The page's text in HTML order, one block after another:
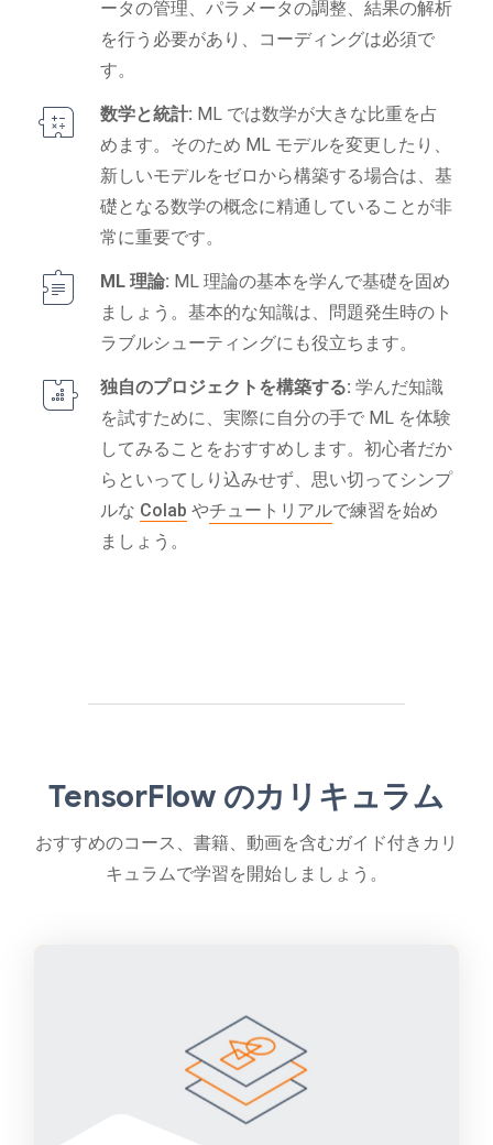
ータの管理、パラメータの調整、結果の解析
を行う必要があり、コーディングは必須で
す。
数学と統計: ML では数学が大きな比重を占
めます。そのため ML モデルを変更したり、
新しいモデルをゼロから構築する場合は、基
礎となる数学の概念に精通していることが非
常に重要です。
ML 理論: ML 理論の基本を学んで基礎を固め
ましょう。基本的な知識は、問題発生時のト
ラブルシューティングにも役立ちます。
独自のプロジェクトを構築する: 学んだ知識
を試すために、実際に自分の手で ML を体験
してみることをおすすめします。初心者だか
らといってしり込みせず、思い切ってシンプ
ルな Colab やチュートリアルで練習を始め
ましょう。
TensorFlow のカリキュラム
おすすめのコース、書籍、動画を含むガイド付きカリ
キュラムで学習を開始しましょう。